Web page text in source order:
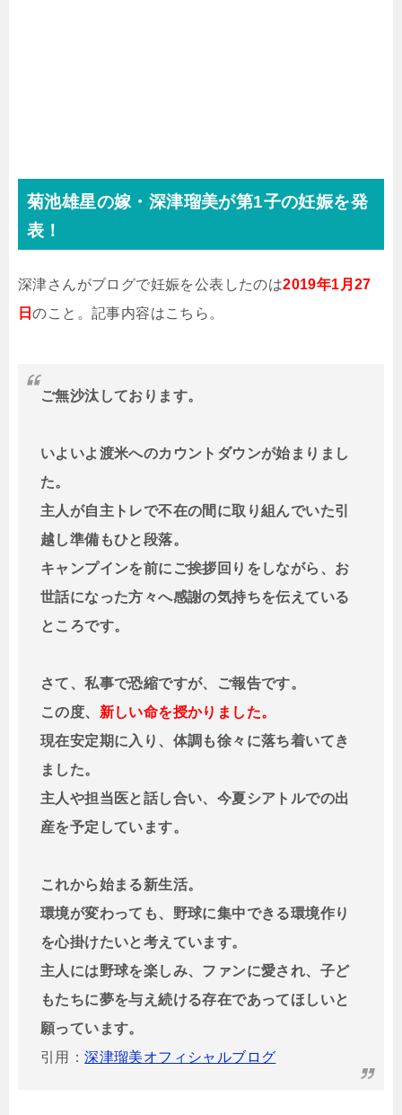
菊池雄星の嫁・深津瑠美が第1子の妊娠を発
表！
深津さんがブログで妊娠を公表したのは2019年1月27
日のこと。記事内容はこちら。
ご無沙汰しております。
いよいよ渡米へのカウントダウンが始まりまし
た。
主人が自主トレで不在の間に取り組んでいた引
越し準備もひと段落。
キャンプインを前にご挨拶回りをしながら、お
世話になった方々へ感謝の気持ちを伝えている
ところです。
さて、私事で恐縮ですが、ご報告です。
この度、 新しい命を授かりました。
現在安定期に入り、体調も徐々に落ち着いてき
ました。
主人や担当医と話し合い、今夏シアトルでの出
産を予定しています。
これから始まる新生活。
環境が変わっても、 野球に集中できる環境作り
を心掛けたいと考えています。
主人には野球を楽しみ、ファンに愛され、子ど
もたちに夢を与え続ける存在であってほしいと
願っています。
引用：深津瑠美オフィシャルブログ